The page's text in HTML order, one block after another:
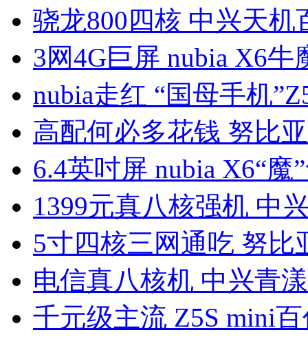
骁龙800四核 中兴天机
3网4G巨屏 nubia X6牛
nubia走红 “国母手机
高配何必多花钱 努比
6.4英吋屏 nubia X6“魔
1399元真八核强机 中
5寸四核三网通吃 努比
电信真八核机 中兴青
千元级主流 Z5S mini